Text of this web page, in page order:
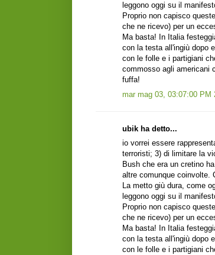
leggono oggi su il
Proprio non capisco
che ne ricevo) per un
Ma basta! In Italia
con la testa all'ingiù dopo
con le folle e i partigiani
commosso agli americani
fuffa!
mar mag 03, 03:07:00 PM
ubik ha detto...
io vorrei essere
terroristi; 3) di limitare la
Bush che era un cretino
altre comunque coinvolte.
La metto giù dura, come
leggono oggi su il
Proprio non capisco
che ne ricevo) per un
Ma basta! In Italia
con la testa all'ingiù dopo
con le folle e i partigiani